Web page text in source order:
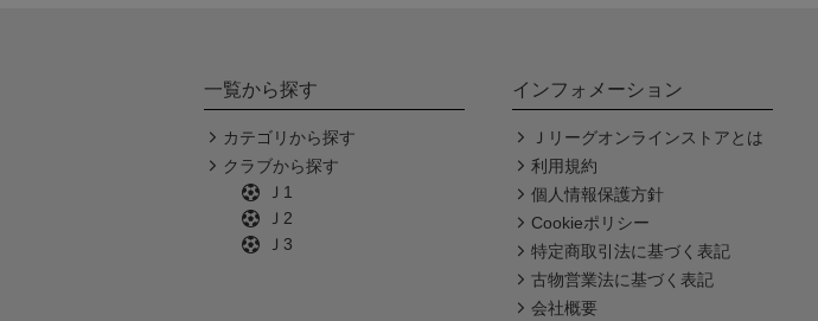
一覧から探す
カテゴリから探す
クラブから探す
Ｊ1
Ｊ2
Ｊ3
インフォメーション
Ｊリーグオンラインストアとは
利用規約
個人情報保護方針
Cookieポリシー
特定商取引法に基づく表記
古物営業法に基づく表記
会社概要